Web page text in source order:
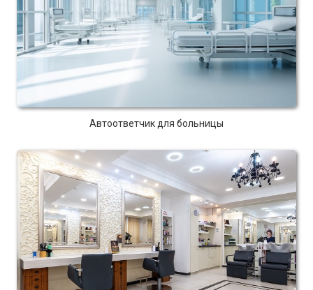
Автоответчик для больницы